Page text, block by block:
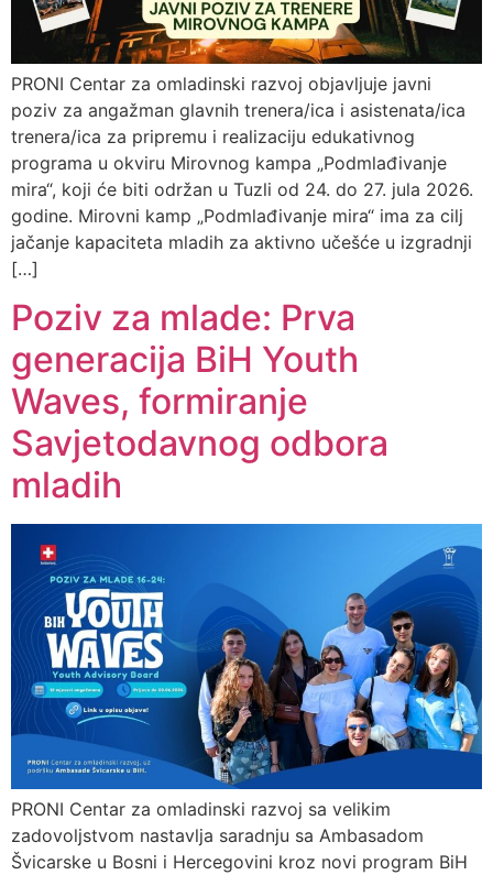
PRONI Centar za omladinski razvoj objavljuje javni
poziv za angažman glavnih trenera/ica i asistenata/ica
trenera/ica za pripremu i realizaciju edukativnog
programa u okviru Mirovnog kampa „Podmlađivanje
mira“, koji će biti održan u Tuzli od 24. do 27. jula 2026.
godine. Mirovni kamp „Podmlađivanje mira“ ima za cilj
jačanje kapaciteta mladih za aktivno učešće u izgradnji
[…]
Poziv za mlade: Prva
generacija BiH Youth
Waves, formiranje
Savjetodavnog odbora
mladih
PRONI Centar za omladinski razvoj sa velikim
zadovoljstvom nastavlja saradnju sa Ambasadom
Švicarske u Bosni i Hercegovini kroz novi program BiH